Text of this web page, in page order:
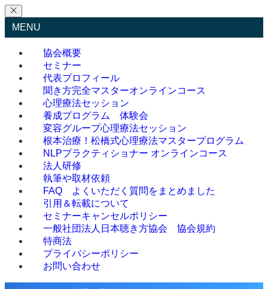
MENU
協会概要
セミナー
代表プロフィール
聞き方完全マスターオンラインコース
心理療法セッション
養成プログラム 体験会
変容グループ心理療法セッション
根本治療！松橋式心理療法マスタープログラム
NLPプラクティショナー オンラインコース
法人研修
執筆や取材依頼
FAQ よくいただく質問をまとめました
引用＆転載について
セミナーキャンセルポリシー
一般社団法人日本聴き方協会 協会規約
特商法
プライバシーポリシー
お問い合わせ